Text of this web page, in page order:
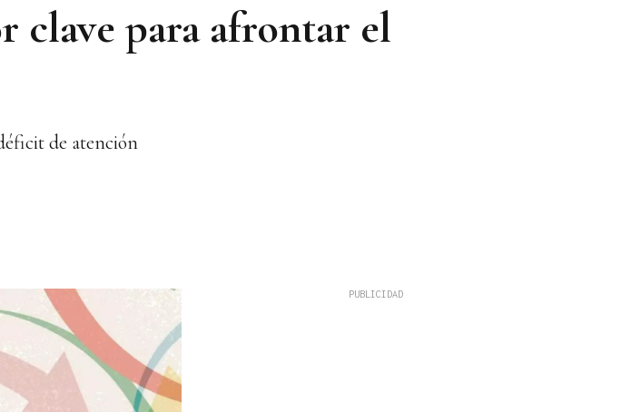
clave para afrontar el
de atención